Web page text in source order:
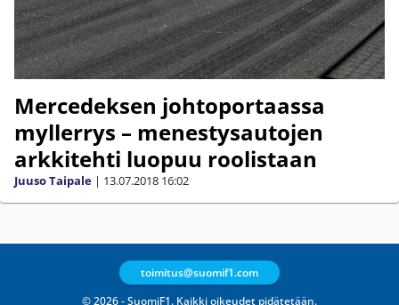
Mercedeksen johtoportaassa
myllerrys – menestysautojen
arkkitehti luopuu roolistaan
Juuso Taipale | 13.07.2018 16:02
© 2026 - SuomiF1. Kaikki oikeudet pidätetään.
toimitus@suomif1.com